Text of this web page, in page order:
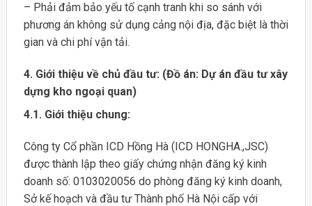
– Phải đảm bảo yếu tố cạnh tranh khi so sánh với
phương án không sử dụng cảng nội địa, đặc biệt là thời
gian và chi phí vận tải.
4. Giới thiệu về chủ đầu tư: (Đồ án: Dự án đầu tư xây
dựng kho ngoại quan)
4.1. Giới thiệu chung:
Công ty Cổ phần ICD Hồng Hà (ICD HONGHA.,JSC)
được thành lập theo giấy chứng nhận đăng ký kinh
doanh số: 0103020056 do phòng đăng ký kinh doanh,
Sở kế hoạch và đầu tư Thành phố Hà Nội cấp với